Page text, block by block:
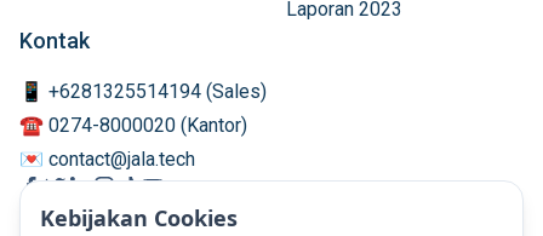
Kebijakan Cookies
Laporan 2023
Kontak
📱 +6281325514194 (Sales)
☎️ 0274-8000020 (Kantor)
💌 contact@jala.tech